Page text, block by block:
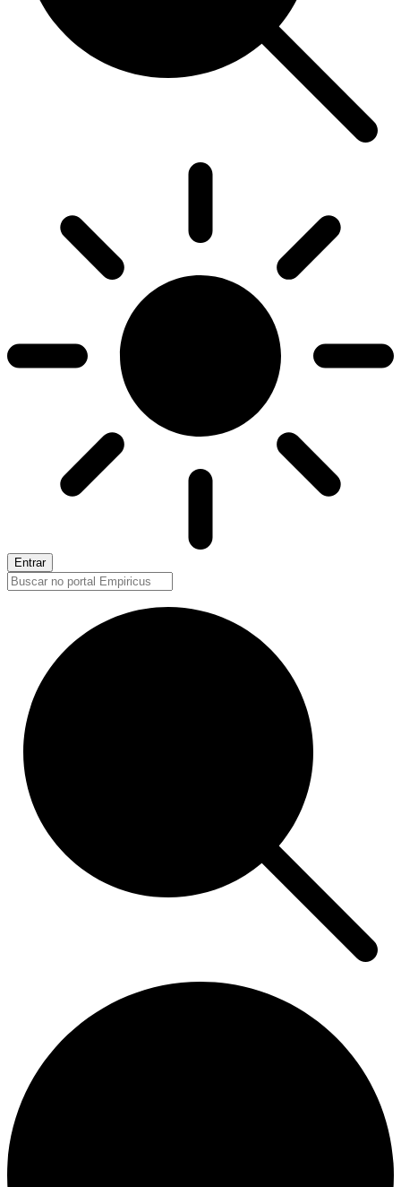
Entrar